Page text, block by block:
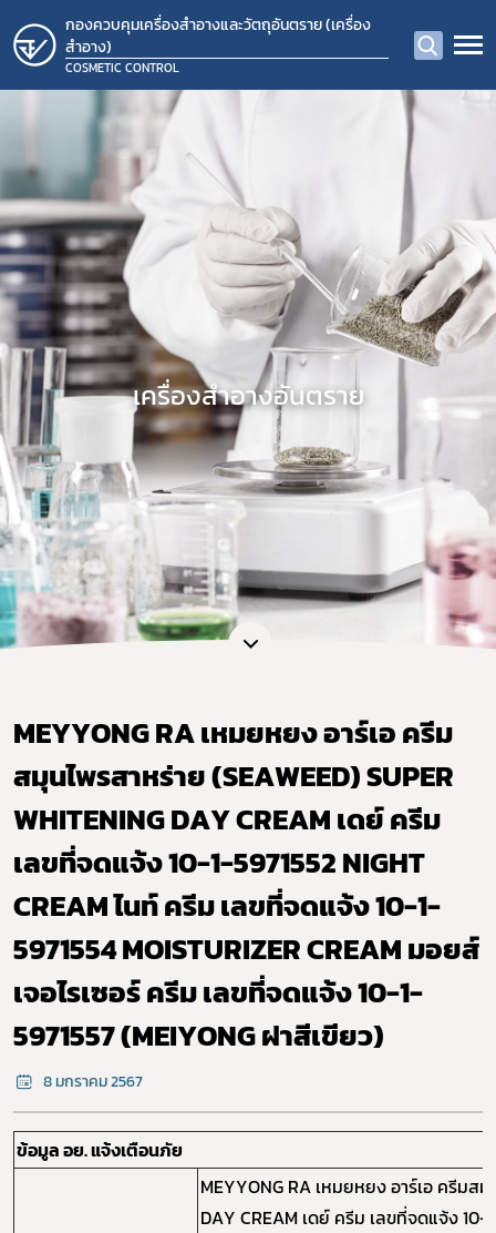
กองควบคุมเครื่องสำอางและวัตถุอันตราย (เครื่อง
สำอาง)
COSMETIC CONTROL
​เครื่องสำอางอันตราย
MEYYONG RA เหมยหยง อาร์เอ ครีม
สมุนไพรสาหร่าย (SEAWEED) SUPER
WHITENING DAY CREAM เดย์ ครีม
เลขที่จดแจ้ง 10-1-5971552 NIGHT
CREAM ไนท์ ครีม เลขที่จดแจ้ง 10-1-
5971554 MOISTURIZER CREAM มอยส์
เจอไรเซอร์ ครีม เลขที่จดแจ้ง 10-1-
5971557 (MEIYONG ฝาสีเขียว)
8 มกราคม 2567
ข้อมูล อย. แจ้งเตือนภัย
MEYYONG RA เหมยหยง อาร์เอ ครีมสมุ
DAY CREAM เดย์ ครีม เลขที่จดแจ้ง 10-